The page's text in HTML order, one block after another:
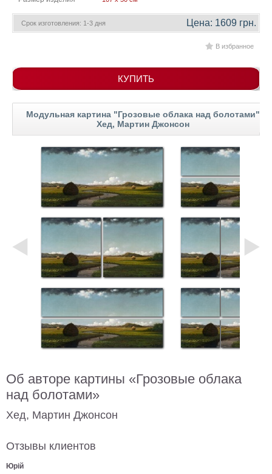
гостинную
света
Посмотреть
темы
Картины
Пейзаж
Архитектура
спальню
Импрессионизм
Абстракция
Айвазовский
Животные
детскую
Да
Винчи
Города
Мосты
ресторан
Ван
Замки
Срок изготовления: 1-3 дня Цена: 1609 грн.
В избранное
КУПИТЬ
Модульная картина "Грозовые облака над болотами"
Хед, Мартин Джонсон
Об авторе картины «Грозовые облака
над болотами»
Хед, Мартин Джонсон
Отзывы клиентов
Юрій